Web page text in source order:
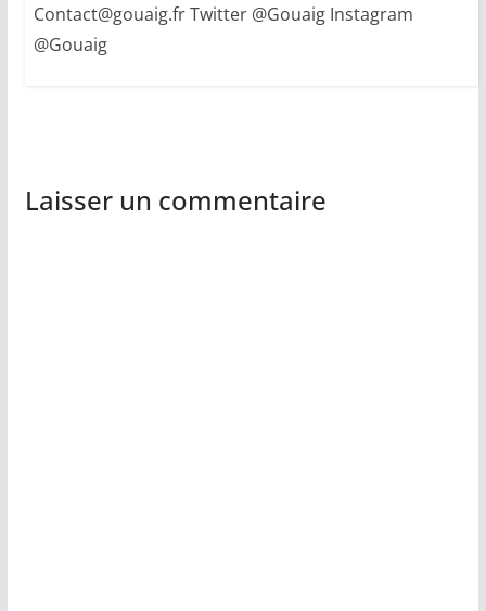
Contact@gouaig.fr Twitter @Gouaig Instagram
@Gouaig
Laisser un commentaire